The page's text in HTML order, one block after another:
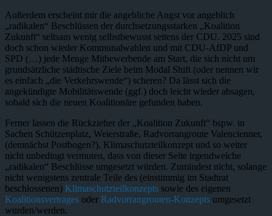
Außerdem erscheint mir die angebliche Angst vor angeblich
„radikalen“ Beschlüssen der durchsetzungsstarken „Koalition
Zukunft“ seltsam wenig selbstbewusst seitens der CDU. 2025 sind
doch schon wieder Kommunalwahlen und mit CDU-AfDP und
SPD (…) jede Menge Mitbewerbende am Start, die sich nicht um
grundsätzliche städtische Ziele beim Modal Shift (oder nennen wir
es einfach „die Verkehrswende“) scheren? Da lässt sich die
angekündigte Mobilitätswende (ggf.) doch leicht wieder absagen,
sobald sich die neuen Koalitionäre gefunden haben.
Ferner lassen die Rückzieher der „Koalition Zukunft“ bspw. in
Sachen Schützenplatz, Weierstraße, Radvorrangroute Valencienner,
(demnächst Postbogen?), Klimaschutzteilkonzept und so weiter
nicht unbedingt vermuten, dass von dieser Seite irgendwelche
„radikalen“ Beschlüsse umgesetzt würden. Zumindest nicht, solange
nicht wenigstens zentrale Teile des (einstimmig im Stadtrat
beschlossenen) Klimaschutzteilkonzepts sowie des eigenen
Koalitionsvertrages oder Radvorrangrouten-Konzepts umgesetzt
wurden/werden.